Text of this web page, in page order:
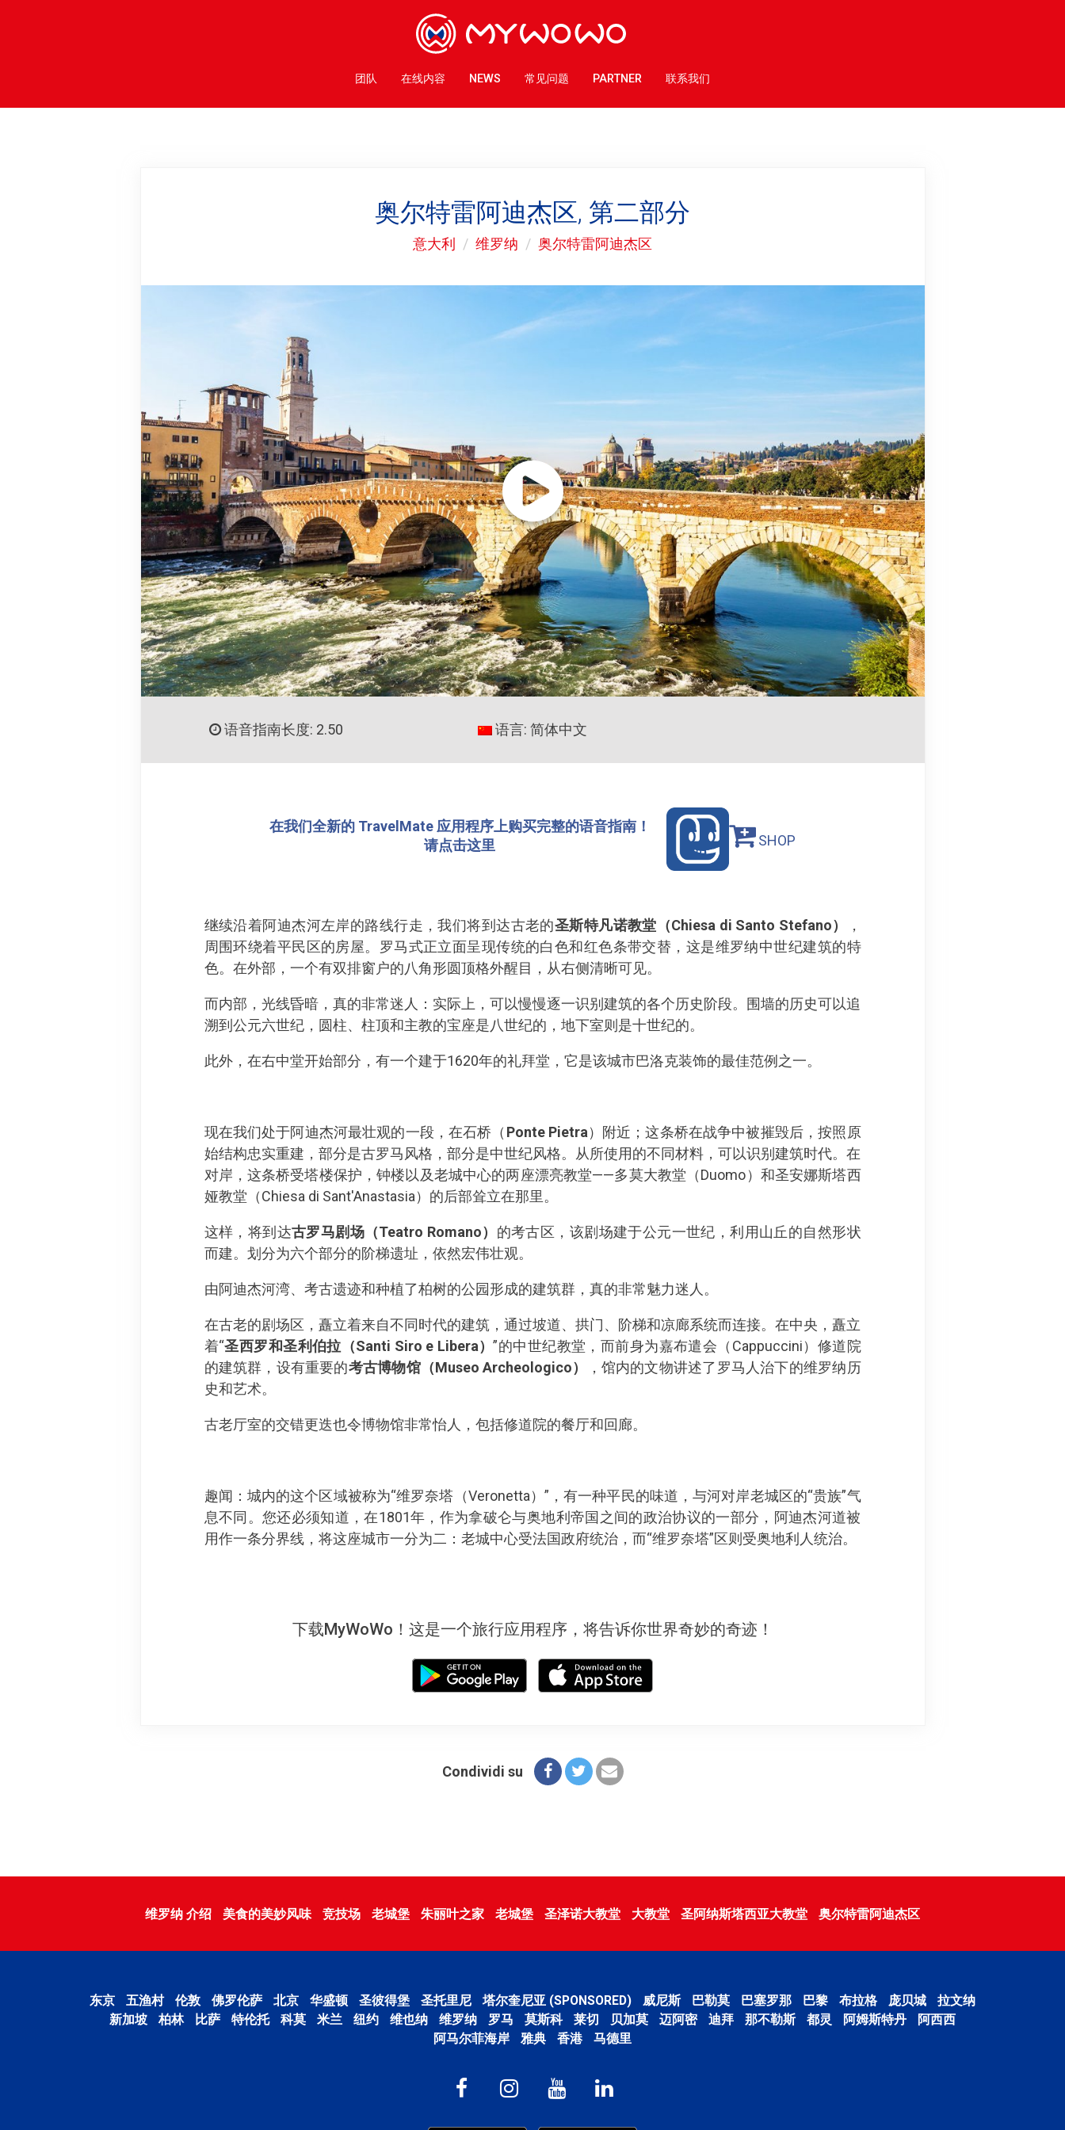
团队 在线内容 NEWS 常见问题 PARTNER 联系我们
奥尔特雷阿迪杰区, 第二部分
意大利 维罗纳 奥尔特雷阿迪杰区
语音指南长度: 2.50 语言: 简体中文
在我们全新的 TravelMate 应用程序上购买完整的语音指南！
请点击这里
SHOP
继续沿着阿迪杰河左岸的路线行走，我们将到达古老的圣斯特凡诺教堂（Chiesa di Santo Stefano）
，
周围环绕着平民区的房屋。罗马式正立面呈现传统的白色和红色条带交替，这是维罗纳中世纪建筑的特
色。在外部，一个有双排窗户的八角形圆顶格外醒目，从右侧清晰可见。
而内部，光线昏暗，真的非常迷人：实际上，可以慢慢逐一识别建筑的各个历史阶段。围墙的历史可以追
溯到公元六世纪，圆柱、柱顶和主教的宝座是八世纪的，地下室则是十世纪的。
此外，在右中堂开始部分，有一个建于1620年的礼拜堂，它是该城市巴洛克装饰的最佳范例之一。
现在我们处于阿迪杰河最壮观的一段，在石桥（ Ponte Pietra）附近；这条桥在战争中被摧毁后，按照原
始结构忠实重建，部分是古罗马风格，部分是中世纪风格。从所使用的不同材料，可以识别建筑时代。在
对岸，这条桥受塔楼保护，钟楼以及老城中心的两座漂亮教堂——多莫大教堂（Duomo）和圣安娜斯塔西
娅教堂（Chiesa di Sant'Anastasia）的后部耸立在那里。
这样，将到达古罗马剧场（Teatro Romano） 的考古区，该剧场建于公元一世纪，利用山丘的自然形状
而建。划分为六个部分的阶梯遗址，依然宏伟壮观。
由阿迪杰河湾、考古遗迹和种植了柏树的公园形成的建筑群，真的非常魅力迷人。
在古老的剧场区，矗立着来自不同时代的建筑，通过坡道、拱门、阶梯和凉廊系统而连接。在中央，矗立
着“圣西罗和圣利伯拉（Santi Siro e Libera）”的中世纪教堂，而前身为嘉布遣会（Cappuccini）修道院
的建筑群，设有重要的考古博物馆（Museo Archeologico）
，馆内的文物讲述了罗马人治下的维罗纳历
史和艺术。
古老厅室的交错更迭也令博物馆非常怡人，包括修道院的餐厅和回廊。
趣闻：城内的这个区域被称为“维罗奈塔（Veronetta）”，有一种平民的味道，与河对岸老城区的“贵族”气
息不同。您还必须知道，在1801年，作为拿破仑与奥地利帝国之间的政治协议的一部分，阿迪杰河道被
用作一条分界线，将这座城市一分为二：老城中心受法国政府统治，而“维罗奈塔”区则受奥地利人统治。
下载MyWoWo！这是一个旅行应用程序，将告诉你世界奇妙的奇迹！
Condividi su
维罗纳 介绍 美食的美妙风味 竞技场 老城堡 朱丽叶之家 老城堡 圣泽诺大教堂 大教堂 圣阿纳斯塔西亚大教堂 奥尔特雷阿迪杰区
东京 五渔村 伦敦 佛罗伦萨 北京 华盛顿 圣彼得堡 圣托里尼 塔尔奎尼亚 (SPONSORED) 威尼斯 巴勒莫 巴塞罗那 巴黎 布拉格 庞贝城
拉文纳
新加坡
柏林 比萨 特伦托 科莫 米兰 纽约 维也纳 维罗纳 罗马 莫斯科 莱切 贝加莫 迈阿密 迪拜 那不勒斯 都灵 阿姆斯特丹
阿西西
阿马尔菲海岸
雅典 香港 马德里